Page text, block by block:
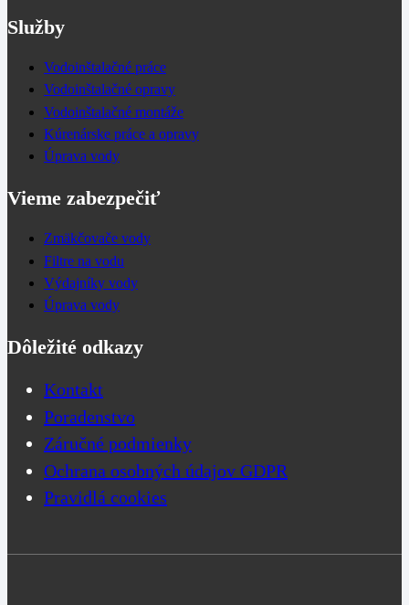
Služby
Vodoinštalačné práce
Vodoinštalačné opravy
Vodoinštalačné montáže
Kúrenárske práce a opravy
Úprava vody
Vieme zabezpečiť
Zmäkčovače vody
Filtre na vodu
Výdajníky vody
Úprava vody
Dôležité odkazy
Kontakt
Poradenstvo
Záručné podmienky
Ochrana osobných údajov GDPR
Pravidlá cookies